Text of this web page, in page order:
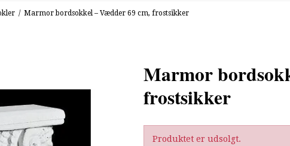
/ Marmor bordsokkel – Vædder 69 cm, frostsikker
Marmor
frostsikker
Produktet er udsolgt.